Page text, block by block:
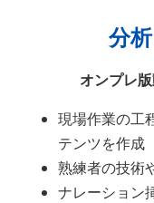
分
オンプレ
現場作業の工
テンツを作成
熟練者の技術
ナレーション